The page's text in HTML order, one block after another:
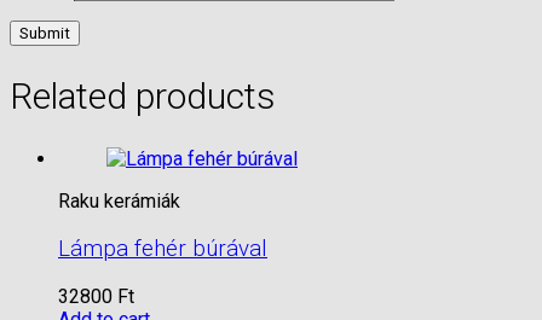
Related products
Raku kerámiák
Lámpa fehér búrával
32800 Ft